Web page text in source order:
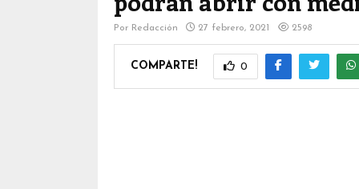
Por Redacción 27 febrero, 2021 2598
COMPARTE! 0